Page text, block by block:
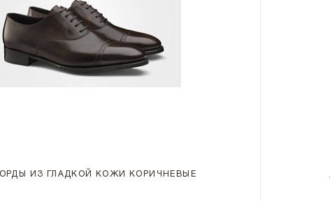
ИЗ ГЛАДКОЙ КОЖИ КОРИЧНЕВЫЕ